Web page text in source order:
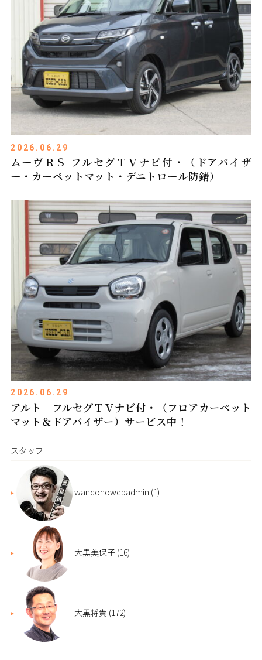
2026.06.29
ムーヴＲＳ フルセグＴＶナビ付・（ドアバイザ
ー・カーペットマット・デニトロール防錆）
2026.06.29
アルト フルセグＴＶナビ付・（フロアカーペット
マット＆ドアバイザー）サービス中！
スタッフ
wandonowebadmin (1)
大黒美保子 (16)
大黒将貴 (172)